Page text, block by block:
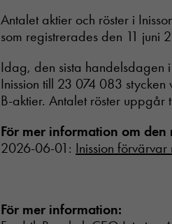
Antalet aktier och röster i
som registrerades den 11 juni
Idag, den sista handelsdagen
Inission till 23 074 083
B-aktier. Antalet röster
För mer information om
2026-06-01: Inission
För mer information: